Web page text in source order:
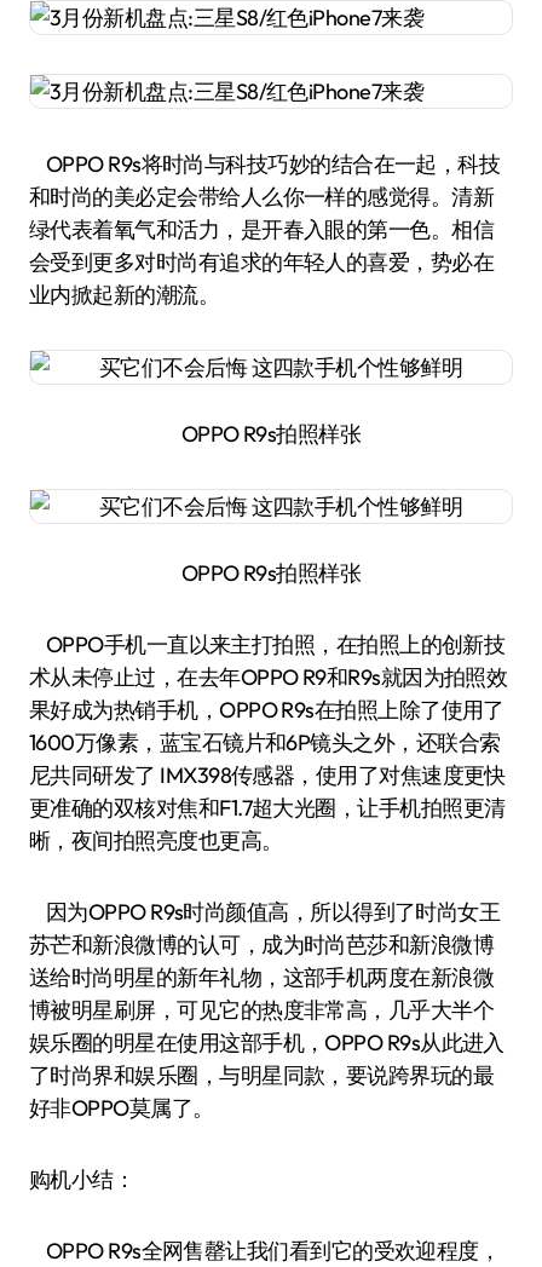
OPPO R9s将时尚与科技巧妙的结合在一起，科技
和时尚的美必定会带给人么你一样的感觉得。清新
绿代表着氧气和活力，是开春入眼的第一色。相信
会受到更多对时尚有追求的年轻人的喜爱，势必在
业内掀起新的潮流。
OPPO R9s拍照样张
OPPO R9s拍照样张
OPPO手机一直以来主打拍照，在拍照上的创新技
术从未停止过，在去年OPPO R9和R9s就因为拍照效
果好成为热销手机，OPPO R9s在拍照上除了使用了
1600万像素，蓝宝石镜片和6P镜头之外，还联合索
尼共同研发了 IMX398传感器，使用了对焦速度更快
更准确的双核对焦和F1.7超大光圈，让手机拍照更清
晰，夜间拍照亮度也更高。
因为OPPO R9s时尚颜值高，所以得到了时尚女王
苏芒和新浪微博的认可，成为时尚芭莎和新浪微博
送给时尚明星的新年礼物，这部手机两度在新浪微
博被明星刷屏，可见它的热度非常高，几乎大半个
娱乐圈的明星在使用这部手机，OPPO R9s从此进入
了时尚界和娱乐圈，与明星同款，要说跨界玩的最
好非OPPO莫属了。
购机小结：
OPPO R9s全网售罄让我们看到它的受欢迎程度，